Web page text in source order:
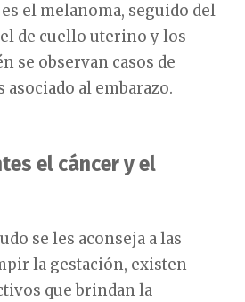
el melanoma, seguido del
de cuello uterino y los
se observan casos de
al embarazo.
el cáncer y el
se les aconseja a las
la gestación, existen
que brindan la